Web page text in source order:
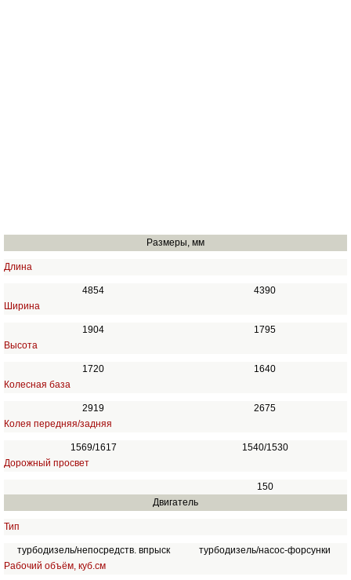
Размеры, мм
Длина
4854
4390
Ширина
1904
1795
Высота
1720
1640
Колесная база
2919
2675
Колея передняя/задняя
1569/1617
1540/1530
Дорожный просвет
150
Двигатель
Тип
турбодизель/непосредств. впрыск
турбодизель/насос-форсунки
Рабочий объём, куб.см